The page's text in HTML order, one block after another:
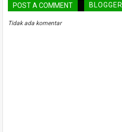
POST A COMMENT BLOGGER
Tidak ada komentar